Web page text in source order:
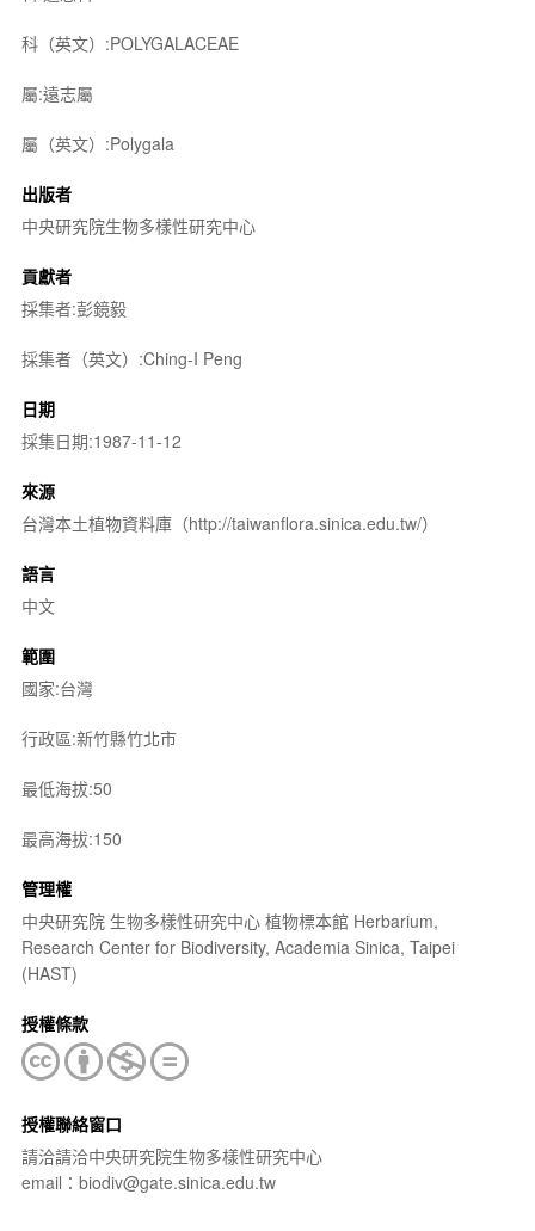
科（英文）:POLYGALACEAE
屬:遠志屬
屬（英文）:Polygala
出版者
中央研究院生物多樣性研究中心
貢獻者
採集者:彭鏡毅
採集者（英文）:Ching-I Peng
日期
採集日期:1987-11-12
來源
台灣本土植物資料庫（http://taiwanflora.sinica.edu.tw/）
語言
中文
範圍
國家:台灣
行政區:新竹縣竹北市
最低海拔:50
最高海拔:150
管理權
中央研究院 生物多樣性研究中心 植物標本館 Herbarium,
Research Center for Biodiversity, Academia Sinica, Taipei
(HAST)
授權條款
授權聯絡窗口
請洽請洽中央研究院生物多樣性研究中心
email：biodiv@gate.sinica.edu.tw